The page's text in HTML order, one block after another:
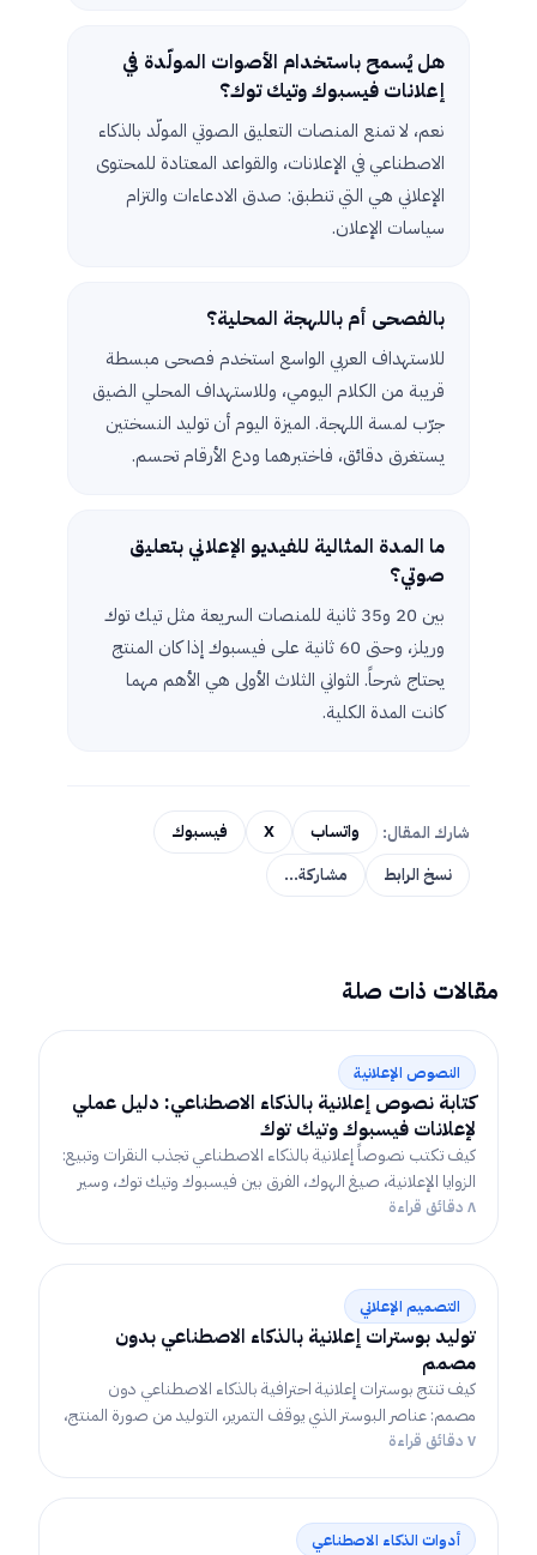
هل يُسمح باستخدام الأصوات المولّدة في
إعلانات فيسبوك وتيك توك؟
نعم، لا تمنع المنصات التعليق الصوتي المولّد بالذكاء
الاصطناعي في الإعلانات، والقواعد المعتادة للمحتوى
الإعلاني هي التي تنطبق: صدق الادعاءات والتزام
سياسات الإعلان.
بالفصحى أم باللهجة المحلية؟
للاستهداف العربي الواسع استخدم فصحى مبسطة
قريبة من الكلام اليومي، وللاستهداف المحلي الضيق
جرّب لمسة اللهجة. الميزة اليوم أن توليد النسختين
يستغرق دقائق، فاختبرهما ودع الأرقام تحسم.
ما المدة المثالية للفيديو الإعلاني بتعليق
صوتي؟
بين 20 و35 ثانية للمنصات السريعة مثل تيك توك
وريلز، وحتى 60 ثانية على فيسبوك إذا كان المنتج
يحتاج شرحاً. الثواني الثلاث الأولى هي الأهم مهما
كانت المدة الكلية.
شارك المقال: واتساب X
فيسبوك
نسخ الرابط
مشاركة…
مقالات ذات صلة
النصوص الإعلانية
كتابة نصوص إعلانية بالذكاء الاصطناعي: دليل عملي
لإعلانات فيسبوك وتيك توك
كيف تكتب نصوصاً إعلانية بالذكاء الاصطناعي تجذب النقرات وتبيع:
الزوايا الإعلانية، صيغ الهوك، الفرق بين فيسبوك وتيك توك، وسير
عمل عملي للاختبار والتحسين.
٨ دقائق قراءة
التصميم الإعلاني
توليد بوسترات إعلانية بالذكاء الاصطناعي بدون
مصمم
كيف تنتج بوسترات إعلانية احترافية بالذكاء الاصطناعي دون
مصمم: عناصر البوستر الذي يوقف التمرير، التوليد من صورة المنتج،
التكييف لكل منصة، واختبار التصاميم بسرعة.
٧ دقائق قراءة
أدوات الذكاء الاصطناعي